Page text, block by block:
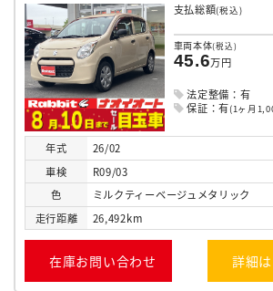
支払総額(税込)
車両本体(税込)
45.6万円
法定整備：有
保証：有(1ヶ月
年式
26/02
車検
R09/03
色
ミルクティーベージュメタリック
走行距離 26,492km
在庫お問い合わせ 詳細